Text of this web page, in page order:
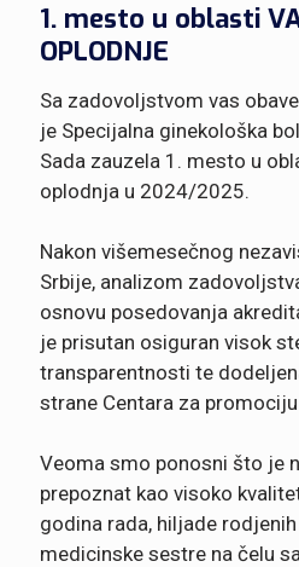
1. mesto u oblasti
OPLODNJE
Sa zadovoljstvom vas
je Specijalna ginekološka
Sada zauzela 1. mesto u
oplodnja u 2024/2025.
Nakon višemesečnog
Srbije, analizom
osnovu posedovanja
je prisutan osiguran visok
transparentnosti te
strane Centara za
Veoma smo ponosni što je
prepoznat kao visoko
godina rada, hiljade rodjenih
medicinske sestre na čelu